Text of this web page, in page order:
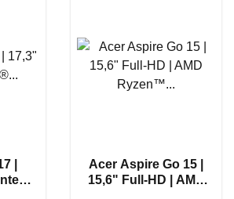
|
Acer Aspire Go 15 |
15,6" Full-HD | AMD